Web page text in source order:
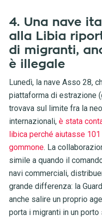
4. Una nave
alla Libia
di migranti,
è illegale
Lunedì, la nave Asso 28,
piattaforma di estrazione
trovava sul limite fra la
internazionali, è stata
libica perché aiutasse
gommone. La
simile a quando il
navi commerciali,
grande differenza: la
anche salire un proprio
porta i migranti in un